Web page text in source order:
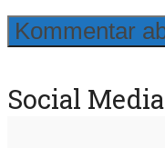
Social Media